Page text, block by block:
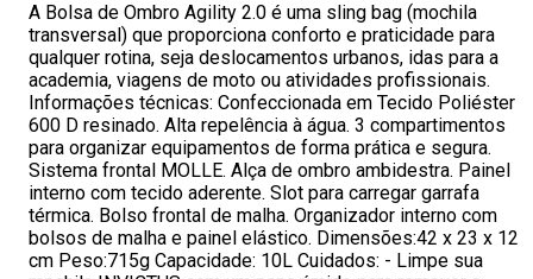
A Bolsa de Ombro Agility 2.0 é uma sling bag (mochila
transversal) que proporciona conforto e praticidade para
qualquer rotina, seja deslocamentos urbanos, idas para a
academia, viagens de moto ou atividades profissionais.
Informações técnicas: Confeccionada em Tecido Poliéster
600 D resinado. Alta repelência à água. 3 compartimentos
para organizar equipamentos de forma prática e segura.
Sistema frontal MOLLE. Alça de ombro ambidestra. Painel
interno com tecido aderente. Slot para carregar garrafa
térmica. Bolso frontal de malha. Organizador interno com
bolsos de malha e painel elástico. Dimensões:42 x 23 x 12
cm Peso:715g Capacidade: 10L Cuidados: - Limpe sua